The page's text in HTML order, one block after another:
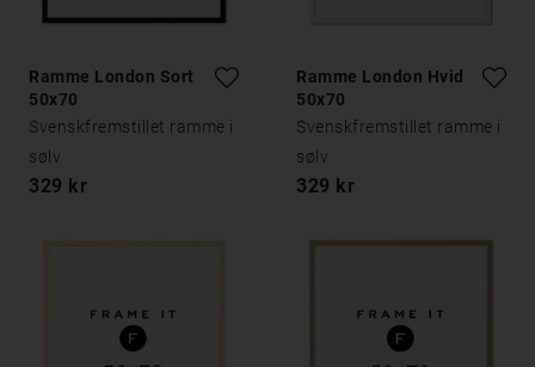
Ramme London Sort
50x70
Svenskfremstillet ramme i
sølv
329 kr
Ramme London Hvid
50x70
Svenskfremstillet ramme i
sølv
329 kr